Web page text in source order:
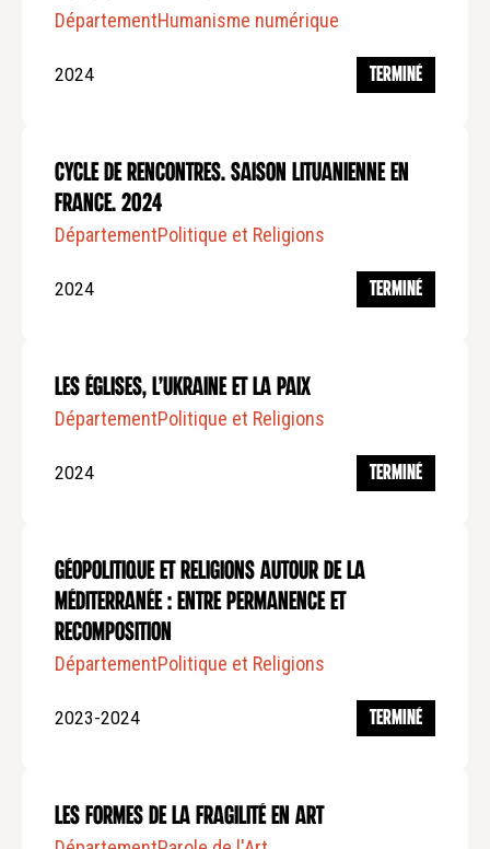
DépartementHumanisme numérique
2024 TERMINÉ
Cycle de rencontres. Saison lituanienne en
France. 2024
DépartementPolitique et Religions
2024 TERMINÉ
Les Églises, l’Ukraine et la paix
DépartementPolitique et Religions
2024 TERMINÉ
Géopolitique et religions autour de la
méditerranée : entre permanence et
recomposition
DépartementPolitique et Religions
2023-2024 TERMINÉ
Les formes de la fragilité en art